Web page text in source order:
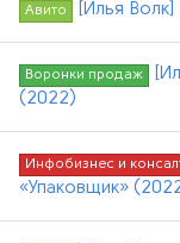
Авито [Илья
Воронки продаж
(2022)
Инфобизнес и
«Упаковщик»